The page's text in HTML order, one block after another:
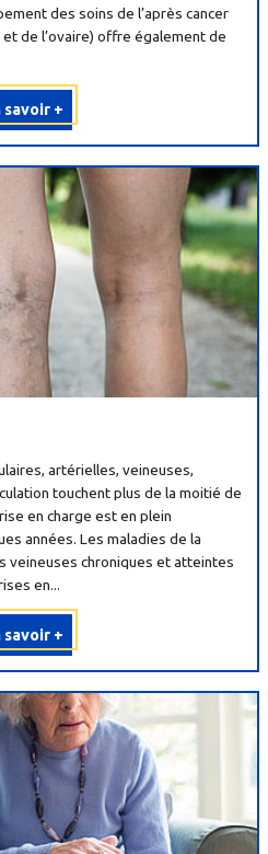
des soins de l’après cancer
de l’ovaire) offre également de
savoir +
artérielles, veineuses,
touchent plus de la moitié de
en charge est en plein
années. Les maladies de la
veineuses chroniques et atteintes
en...
savoir +